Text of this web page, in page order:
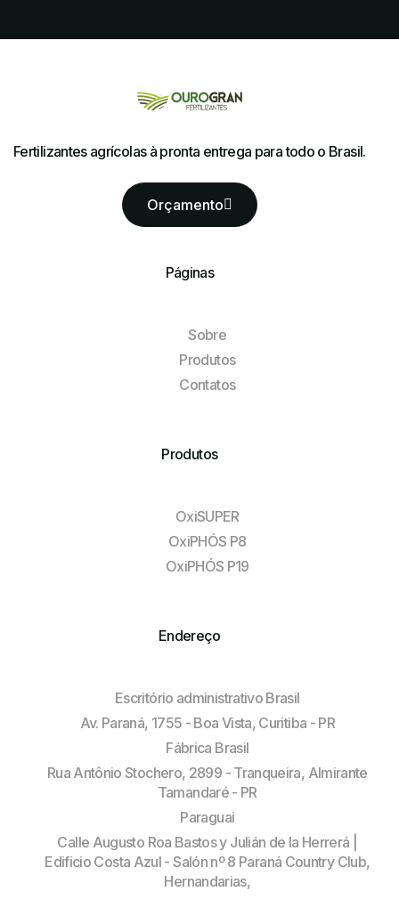
Fertilizantes agrícolas à pronta entrega para todo o Brasil.
Orçamento
Páginas
Sobre
Produtos
Contatos
Produtos
OxiSUPER
OxiPHÓS P8
OxiPHÓS P19
Endereço
Escritório administrativo Brasil
Av. Paraná, 1755 - Boa Vista, Curitiba - PR
Fábrica Brasil
Rua Antônio Stochero, 2899 - Tranqueira, Almirante
Tamandaré - PR
Paraguai
Calle Augusto Roa Bastos y Julián de la Herrerá |
Edificio Costa Azul - Salón nº 8 Paraná Country Club,
Hernandarias,